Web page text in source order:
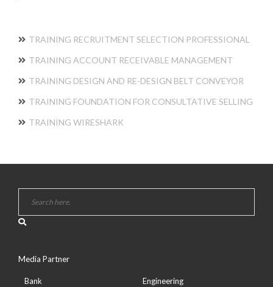
TRAINING RECRUITMENT SELECTION PROFESSIONAL
TRAINING ACCOUNT RECEIVABLE MANAGEMENT
TRAINING DESIGN AND RE-DESIGN BELT CONVEYOR
TRAINING FOUNDATION FOR CONSULTATIVE SELLING
TRAINING WIRESHARK
Media Partner
Bank
Engineering